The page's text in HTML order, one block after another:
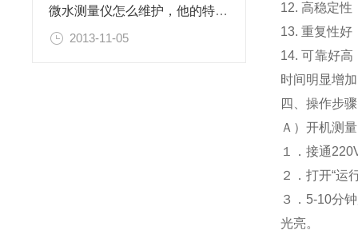
微水测量仪怎么维护，他的特性是什么？
2013-11-05
12. 高稳定性
13. 重复性好
14. 可靠好
时间明显增
四、操作步骤
Ａ）开机测量
１．接通
２．打开“运
３．5-10分
光亮。